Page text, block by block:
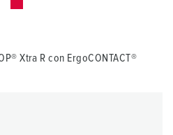
Xtra R con ErgoCONTACT®